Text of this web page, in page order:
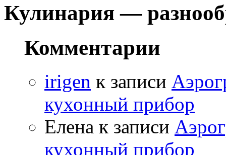
Кулинария —
Комментарии
irigen к записи
кухонный прибор
Елена к записи
кухонный прибор